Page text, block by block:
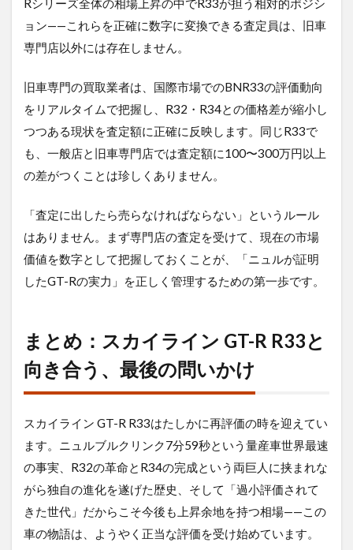
Rシリーズ全体の相場上昇の中でR33が担う相対的ポジシ
ョン——これらを正確に数字に変換できる査定員は、旧車
専門店以外には存在しません。
旧車専門の買取業者は、国際市場でのBNR33の評価動向
をリアルタイムで把握し、R32・R34との価格差が縮小し
つつある現状を査定額に正確に反映します。同じR33で
も、一般店と旧車専門店では査定額に100〜300万円以上
の差がつくことは珍しくありません。
「査定に出したら売らなければならない」というルール
はありません。まず専門店の査定を受けて、現在の市場
価値を数字として把握しておくことが、「ニュルが証明
したGT-Rの実力」を正しく管理するための第一歩です。
まとめ：スカイライン GT-R R33と
向き合う、最後の問いかけ
スカイライン GT-R R33はたしかに再評価の時を迎えてい
ます。ニュルブルクリンク7分59秒という量産車世界最速
の事実、R32の革命とR34の完成という両巨人に挟まれな
がら独自の進化を遂げた歴史、そして「過小評価されて
きた世代」だからこそ今後も上昇余地を持つ相場——この
車の物語は、ようやく正当な評価を受け始めています。